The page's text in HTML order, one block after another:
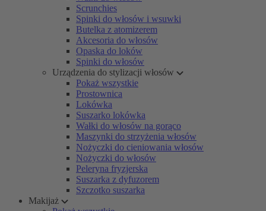
Scrunchies
Spinki do włosów i wsuwki
Butelka z atomizerem
Akcesoria do włosów
Opaska do loków
Spinki do włosów
Urządzenia do stylizacji włosów
Pokaż wszystkie
Prostownica
Lokówka
Suszarko lokówka
Wałki do włosów na gorąco
Maszynki do strzyżenia włosów
Nożyczki do cieniowania włosów
Nożyczki do włosów
Peleryna fryzjerska
Suszarka z dyfuzorem
Szczotko suszarka
Makijaż